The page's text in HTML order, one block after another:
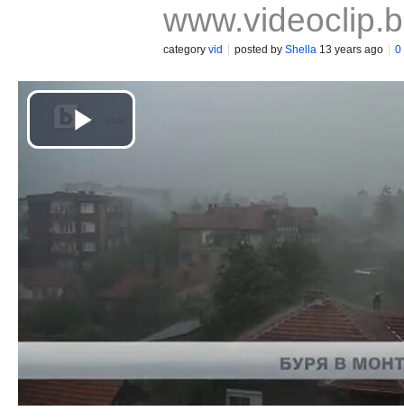
category vid posted by Shella 13 years ago 0